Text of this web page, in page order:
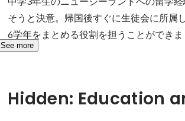
そうと決意。帰国後すぐに生徒会に所属
6学年をまとめる役割を担うことができ
See more